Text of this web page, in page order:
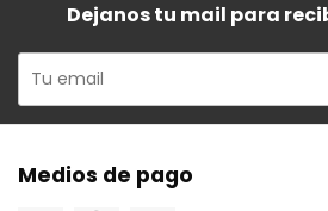
Dejanos tu mail para
Medios de pago